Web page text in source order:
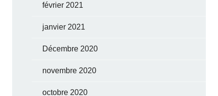
février 2021
janvier 2021
Décembre 2020
novembre 2020
octobre 2020